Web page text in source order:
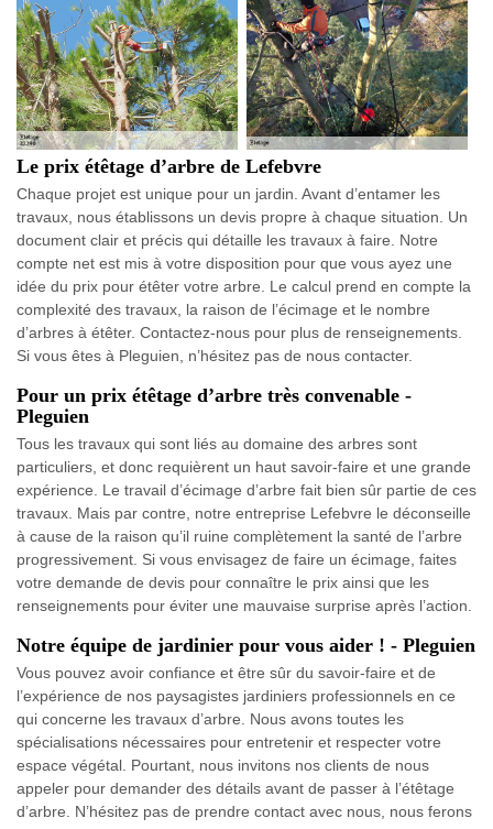
Le prix étêtage d’arbre de Lefebvre
Chaque projet est unique pour un jardin. Avant d’entamer les
travaux, nous établissons un devis propre à chaque situation. Un
document clair et précis qui détaille les travaux à faire. Notre
compte net est mis à votre disposition pour que vous ayez une
idée du prix pour étêter votre arbre. Le calcul prend en compte la
complexité des travaux, la raison de l’écimage et le nombre
d’arbres à étêter. Contactez-nous pour plus de renseignements.
Si vous êtes à Pleguien, n’hésitez pas de nous contacter.
Pour un prix étêtage d’arbre très convenable -
Pleguien
Tous les travaux qui sont liés au domaine des arbres sont
particuliers, et donc requièrent un haut savoir-faire et une grande
expérience. Le travail d’écimage d’arbre fait bien sûr partie de ces
travaux. Mais par contre, notre entreprise Lefebvre le déconseille
à cause de la raison qu’il ruine complètement la santé de l’arbre
progressivement. Si vous envisagez de faire un écimage, faites
votre demande de devis pour connaître le prix ainsi que les
renseignements pour éviter une mauvaise surprise après l’action.
Notre équipe de jardinier pour vous aider ! - Pleguien
Vous pouvez avoir confiance et être sûr du savoir-faire et de
l’expérience de nos paysagistes jardiniers professionnels en ce
qui concerne les travaux d’arbre. Nous avons toutes les
spécialisations nécessaires pour entretenir et respecter votre
espace végétal. Pourtant, nous invitons nos clients de nous
appeler pour demander des détails avant de passer à l’étêtage
d’arbre. N’hésitez pas de prendre contact avec nous, nous ferons